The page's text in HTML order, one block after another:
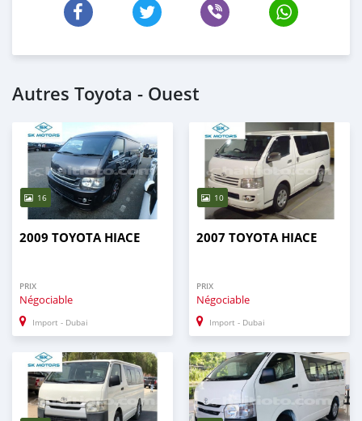
Autres Toyota - Ouest
16
2009 TOYOTA HIACE
PRIX
Négociable
Import - Dubai
10
2007 TOYOTA HIACE
PRIX
Négociable
Import - Dubai